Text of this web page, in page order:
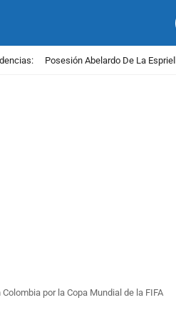
Posesión Abelardo De La
por la Copa Mundial de la FIFA